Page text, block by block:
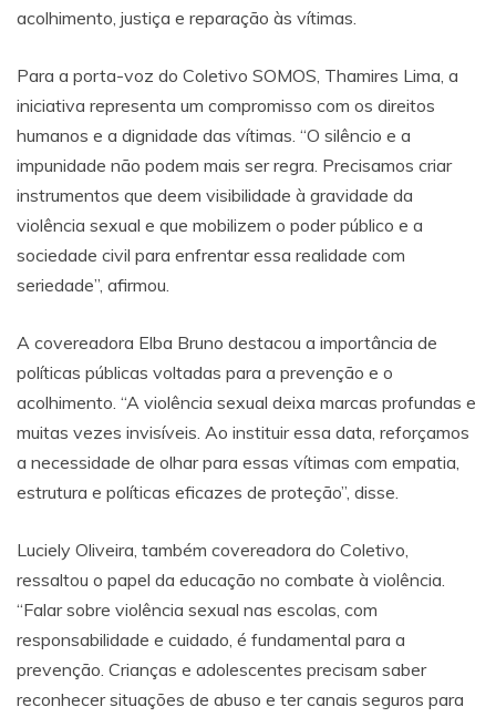
acolhimento, justiça e reparação às vítimas.
Para a porta-voz do Coletivo SOMOS, Thamires Lima, a
iniciativa representa um compromisso com os direitos
humanos e a dignidade das vítimas. “O silêncio e a
impunidade não podem mais ser regra. Precisamos criar
instrumentos que deem visibilidade à gravidade da
violência sexual e que mobilizem o poder público e a
sociedade civil para enfrentar essa realidade com
seriedade”, afirmou.
A covereadora Elba Bruno destacou a importância de
políticas públicas voltadas para a prevenção e o
acolhimento. “A violência sexual deixa marcas profundas e
muitas vezes invisíveis. Ao instituir essa data, reforçamos
a necessidade de olhar para essas vítimas com empatia,
estrutura e políticas eficazes de proteção”, disse.
Luciely Oliveira, também covereadora do Coletivo,
ressaltou o papel da educação no combate à violência.
“Falar sobre violência sexual nas escolas, com
responsabilidade e cuidado, é fundamental para a
prevenção. Crianças e adolescentes precisam saber
reconhecer situações de abuso e ter canais seguros para